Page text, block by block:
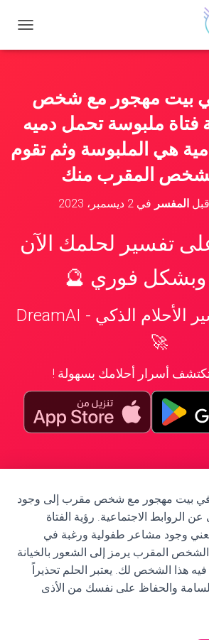
ب
ت
ق
بيت مهجور مع شخص
ملبوسة تحمل دميه
هي الملبوسة وثم تقوم
المقرب منك
المفسر في 2 ديسمبر، 2023
تفسير لحلمك الآن
وبشكل فوري 🔮
📱 تطبيق تفسير الأحلام الذكي - DreamAI
🚀
أسرار أحلامك بسهولة !
في بيت مهجور مع شخص مقرب إلى وجود
الروابط الاجتماعية. رؤية الفتاة
وجود مشاعر طفولية ورغبة في
الشخص المقرب يرمز إلى الشعور بالخيانة
هذا الشخص لك. يعتبر الحلم تحذيراً
السامة والحفاظ على نفسك من الأذى